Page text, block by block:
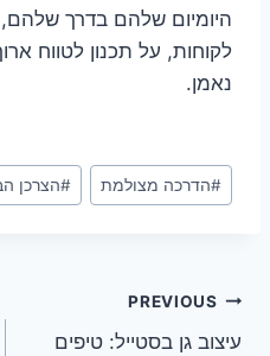
היומיום שלהם בדרך
לקוחות, על תכנון לטווח
נאמן.
Post
Tags:
#הדרכה מצולמת #הצרכן
ניווט
PREVIOUS
עיצוב גן בסטייל: טיפים